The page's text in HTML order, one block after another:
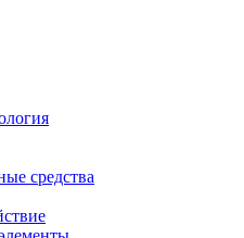
средства